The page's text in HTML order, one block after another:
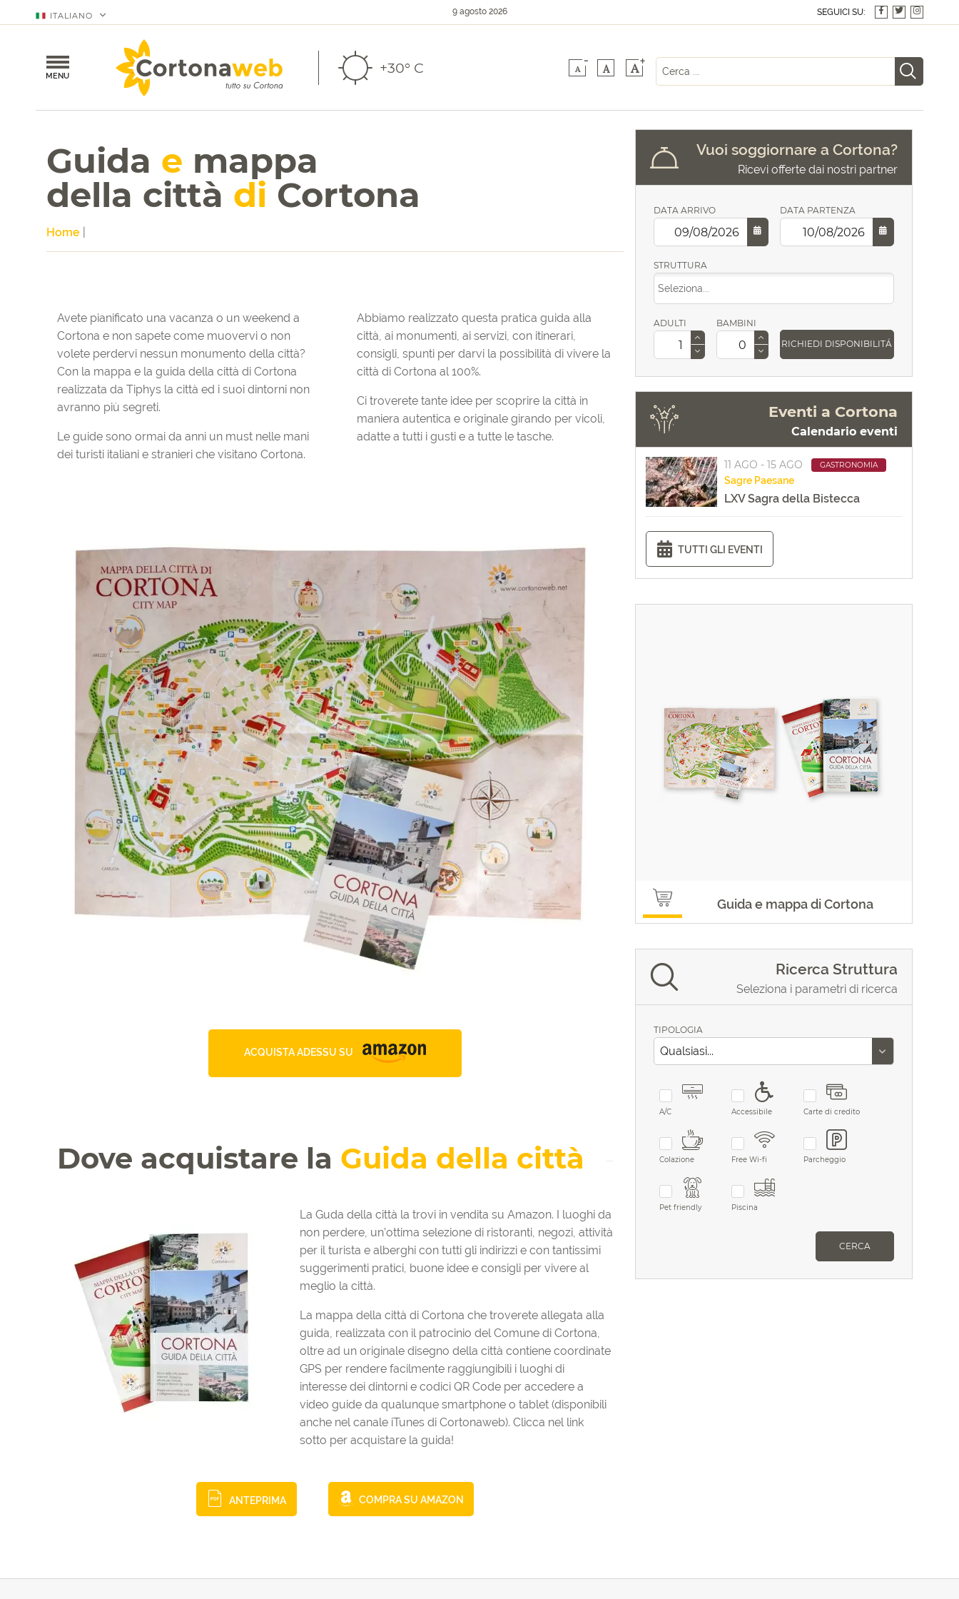
ITALIANO 9 agosto 2026 SEGUICI SU:
MENU +30° C A
-
A A+
Guida e mappa
della città di Cortona
Home
Avete pianificato una vacanza o un weekend a
Cortona e non sapete come muovervi o non
volete perdervi nessun monumento della città?
Con la mappa e la guida della città di Cortona
realizzata da Tiphys la città ed i suoi dintorni non
avranno più segreti.
Le guide sono ormai da anni un must nelle mani
dei turisti italiani e stranieri che visitano Cortona.
Abbiamo realizzato questa pratica guida alla
città, ai monumenti, ai servizi, con itinerari,
consigli, spunti per darvi la possibilità di vivere la
città di Cortona al 100%.
Ci troverete tante idee per scoprire la città in
maniera autentica e originale girando per vicoli,
adatte a tutti i gusti e a tutte le tasche.
ACQUISTA ADESSU SU
Dove acquistare la Guida della città
La Guda della città la trovi in vendita su Amazon. I luoghi da
non perdere, un’ottima selezione di ristoranti, negozi, attività
per il turista e alberghi con tutti gli indirizzi e con tantissimi
suggerimenti pratici, buone idee e consigli per vivere al
meglio la città.
La mappa della città di Cortona che troverete allegata alla
guida, realizzata con il patrocinio del Comune di Cortona,
oltre ad un originale disegno della città contiene coordinate
GPS per rendere facilmente raggiungibili i luoghi di
interesse dei dintorni e codici QR Code per accedere a
video guide da qualunque smartphone o tablet (disponibili
anche nel canale iTunes di Cortonaweb). Clicca nel link
sotto per acquistare la guida!
ANTEPRIMA COMPRA SU AMAZON
Vuoi soggiornare a Cortona?
Ricevi offerte dai nostri partner
DATA ARRIVO DATA PARTENZA
STRUTTURA
ADULTI
BAMBINI
RICHIEDI DISPONIBILITÁ
Eventi a Cortona
Calendario eventi
11 AGO - 15 AGO GASTRONOMIA
Sagre Paesane
LXV Sagra della Bistecca
TUTTI GLI EVENTI
Guida e mappa di Cortona
Ricerca Struttura
Seleziona i parametri di ricerca
TIPOLOGIA
A/C Accessibile Carte di credito
Colazione Free Wi-fi Parcheggio
Pet friendly Piscina
CERCA